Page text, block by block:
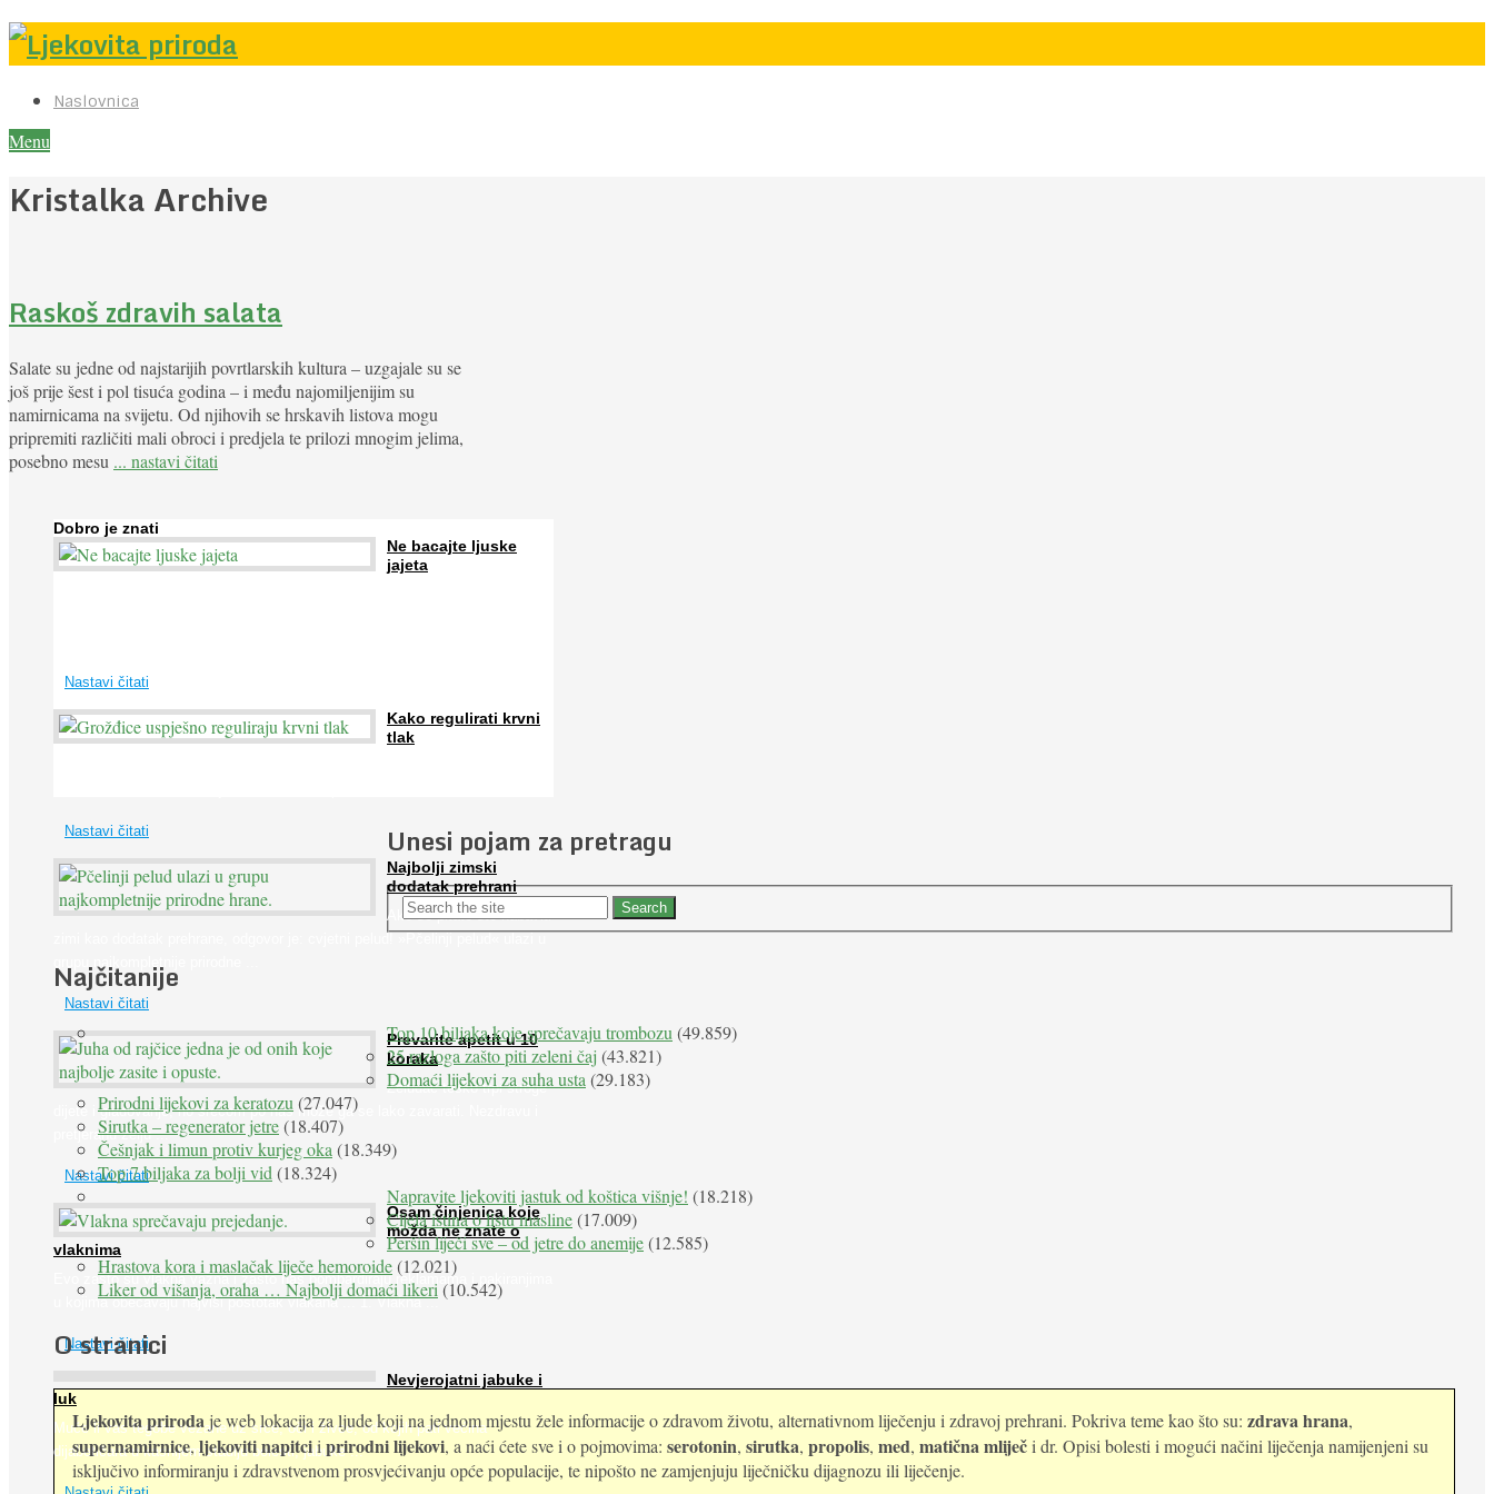
Naslovnica
Menu
Kristalka Archive
Raskoš zdravih salata
Salate su jedne od najstarijih povrtlarskih kultura – uzgajale su se
još prije šest i pol tisuća godina – i među najomiljenijim su
namirnicama na svijetu. Od njihovih se hrskavih listova mogu
pripremiti različiti mali obroci i predjela te prilozi mnogim jelima,
posebno mesu ... nastavi čitati
Dobro je znati
Ne bacajte ljuske
jajeta
Nastavi čitati
Kako regulirati krvni
tlak
Nastavi čitati
Najbolji zimski
dodatak prehrani
Ako se pitate što nabaviti
grupu najkompletnije prirodne ...
Nastavi čitati
Prevarite apetit u 10
koraka
Želudac teško trpi stroge
dijete i gladovanje, no srećom po nas može ga se lako zavarati. Nezdravu i
pretjeranu želju ...
Nastavi čitati
Osam činjenica koje
možda ne znate o
vlaknima
Evo zašto su vlakna važna i zašto nas bombardiraju reklamama i pakiranjima
u kojima obećavaju najviši postotak vlakana ... 1. Vlakna ...
Nastavi čitati
Nevjerojatni jabuke i
luk
Muče li vas tegobe vezane uz srce, oči i živce, od kojih pati većina
dijabetičara u kasnijem stadiju bolesti, jabuke ...
Unesi pojam za pretragu
Najčitanije
Top 10 biljaka koje sprečavaju trombozu (49.859)
25 razloga zašto piti zeleni čaj (43.821)
Domaći lijekovi za suha usta (29.183)
Prirodni lijekovi za keratozu (27.047)
Sirutka – regenerator jetre(18.407)
Češnjak i limun protiv kurjeg oka (18.349)
Top 7 biljaka za bolji vid (18.324)
Napravite ljekoviti jastuk od koštica višnje! (18.218)
Cijela istina o listu masline(17.009)
Peršin liječi sve – od jetre do anemije(12.585)
Hrastova kora i maslačak liječe hemoroide(12.021)
Liker od višanja, oraha … Najbolji domaći likeri (10.542)
O stranici
Ljekovita prirodaje web lokacija za ljude koji na jednom mjestu žele informacije o zdravom životu, alternativnom liječenju i zdravoj prehrani. Pokriva teme kao što su: zdrava hrana,
supernamirnice,ljekoviti napitciiprirodni lijekovi, a naći ćete sve i o pojmovima: serotonin, sirutka, propolis, med, matična mliječi dr. Opisi bolesti i mogući načini liječenja namijenjeni su
isključivo informiranju i zdravstvenom prosvjećivanju opće populacije, te nipošto ne zamjenjuju liječničku dijagnozu ili liječenje.